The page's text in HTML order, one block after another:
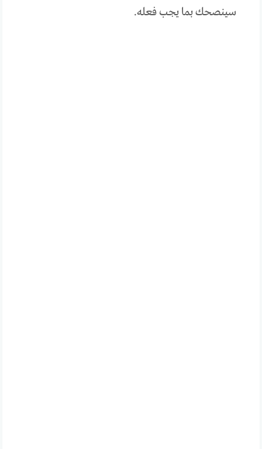
سينصحك بما يجب فعله.